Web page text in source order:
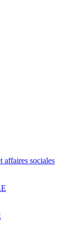
affaires sociales